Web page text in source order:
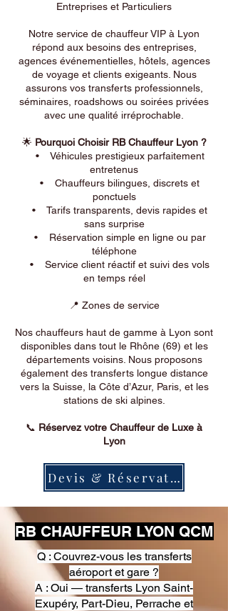
Entreprises et Particuliers
Notre service de chauffeur VIP à Lyon
répond aux besoins des entreprises,
agences événementielles, hôtels, agences
de voyage et clients exigeants. Nous
assurons vos transferts professionnels,
séminaires, roadshows ou soirées privées
avec une qualité irréprochable.
🌟 Pourquoi Choisir RB Chauffeur Lyon ?
• Véhicules prestigieux parfaitement
entretenus
• Chauffeurs bilingues, discrets et
ponctuels
• Tarifs transparents, devis rapides et
sans surprise
• Réservation simple en ligne ou par
téléphone
• Service client réactif et suivi des vols
en temps réel
📍 Zones de service
Nos chauffeurs haut de gamme à Lyon sont
disponibles dans tout le Rhône (69) et les
départements voisins. Nous proposons
également des transferts longue distance
vers la Suisse, la Côte d’Azur, Paris, et les
stations de ski alpines.
📞 Réservez votre Chauffeur de Luxe à
Lyon
Devis & Réservation
RB CHAUFFEUR LYON QCM
Q : Couvrez-vous les transferts
aéroport et gare ?
A : Oui — transferts Lyon Saint-
Exupéry, Part-Dieu, Perrache et